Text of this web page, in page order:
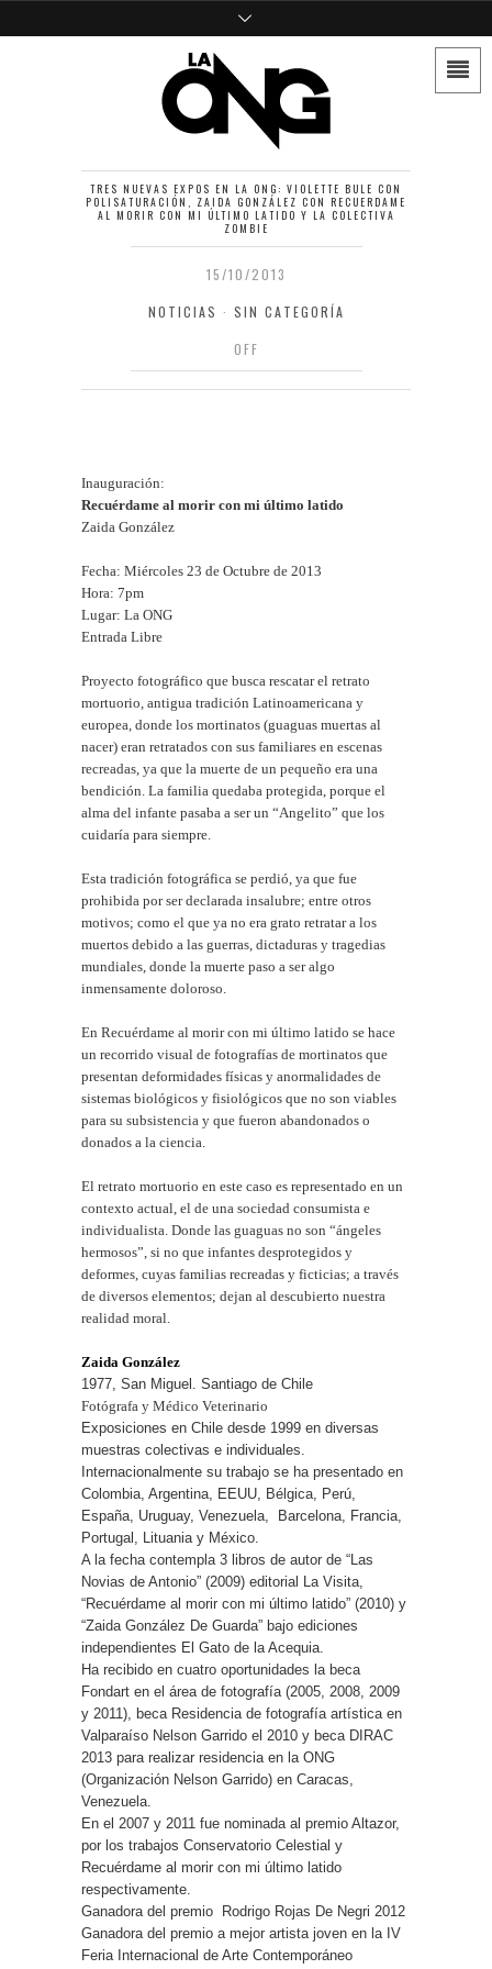
TRES NUEVAS EXPOS EN LA ONG: VIOLETTE BULE CON
POLISATURACIÓN, ZAIDA GONZÁLEZ CON RECUERDAME
AL MORIR CON MI ÚLTIMO LATIDO Y LA COLECTIVA
ZOMBIE
15/10/2013
NOTICIAS · SIN CATEGORÍA
OFF
Inauguración:
Recuérdame al morir con mi último latido
Zaida González
Fecha: Miércoles 23 de Octubre de 2013
Hora: 7pm
Lugar: La ONG
Entrada Libre
Proyecto fotográfico que busca rescatar el retrato
mortuorio, antigua tradición Latinoamericana y
europea, donde los mortinatos (guaguas muertas al
nacer) eran retratados con sus familiares en escenas
recreadas, ya que la muerte de un pequeño era una
bendición. La familia quedaba protegida, porque el
alma del infante pasaba a ser un “Angelito” que los
cuidaría para siempre.
Esta tradición fotográfica se perdió, ya que fue
prohibida por ser declarada insalubre; entre otros
motivos; como el que ya no era grato retratar a los
muertos debido a las guerras, dictaduras y tragedias
mundiales, donde la muerte paso a ser algo
inmensamente doloroso.
En Recuérdame al morir con mi último latido se hace
un recorrido visual de fotografías de mortinatos que
presentan deformidades físicas y anormalidades de
sistemas biológicos y fisiológicos que no son viables
para su subsistencia y que fueron abandonados o
donados a la ciencia.
El retrato mortuorio en este caso es representado en un
contexto actual, el de una sociedad consumista e
individualista. Donde las guaguas no son “ángeles
hermosos”, si no que infantes desprotegidos y
deformes, cuyas familias recreadas y ficticias; a través
de diversos elementos; dejan al descubierto nuestra
realidad moral.
Zaida González
1977, San Miguel. Santiago de Chile
Fotógrafa y Médico Veterinario
Exposiciones en Chile desde 1999 en diversas
muestras colectivas e individuales.
Internacionalmente su trabajo se ha presentado en
Colombia, Argentina, EEUU, Bélgica, Perú,
España, Uruguay, Venezuela, Barcelona, Francia,
Portugal, Lituania y México.
A la fecha contempla 3 libros de autor de “Las
Novias de Antonio” (2009) editorial La Visita,
“Recuérdame al morir con mi último latido” (2010) y
“Zaida González De Guarda” bajo ediciones
independientes El Gato de la Acequia.
Ha recibido en cuatro oportunidades la beca
Fondart en el área de fotografía (2005, 2008, 2009
y 2011), beca Residencia de fotografía artística en
Valparaíso Nelson Garrido el 2010 y beca DIRAC
2013 para realizar residencia en la ONG
(Organización Nelson Garrido) en Caracas,
Venezuela.
En el 2007 y 2011 fue nominada al premio Altazor,
por los trabajos Conservatorio Celestial y
Recuérdame al morir con mi último latido
respectivamente.
Ganadora del premio Rodrigo Rojas De Negri 2012
Ganadora del premio a mejor artista joven en la IV
Feria Internacional de Arte Contemporáneo